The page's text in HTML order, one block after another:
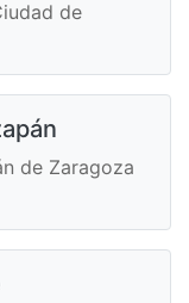
de
de Zaragoza